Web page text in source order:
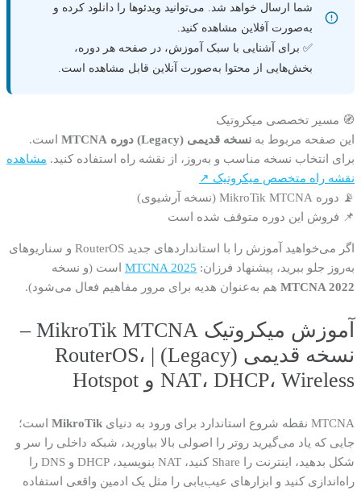
شما ارسال خواهد شد. می‌توانید ویدئوها را دانلود کرده و
به‌صورت آفلاین مشاهده کنید.
✅ برای آشنایی با سبک آموزش، در صفحه هر دوره،
بخش‌هایی از محتوا به‌صورت آنلاین قابل مشاهده است.
🧭 مسیر تخصصی میکروتیک
این صفحه مربوط به نسخه قدیمی (Legacy) دوره MTCNA
است.
برای انتخاب نسخه مناسب و به‌روز، از نقشه راه استفاده کنید. مشاهده
نقشه راه متخصص میکروتیک ↗
📡 دوره MikroTik MTCNA (نسخه آرشیوی)
📌 فروش این دوره متوقف شده است
اگر می‌خواهید آموزش را با استانداردهای جدید RouterOS و سناریوهای
به‌روز جلو ببرید، پیشنهاد فرزان: MTCNA 2025 است (و نسخه
MTCNA 2022 هم به‌عنوان هدیه برای مرور مفاهیم فعال می‌شود).
آموزش میکروتیک MikroTik MTCNA –
نسخه قدیمی (Legacy) | RouterOS،
NAT، DHCP، Wireless و Hotspot
MTCNA نقطه شروع استاندارد برای ورود به دنیای MikroTik است؛
جایی که یاد می‌گیرید روتر را اصولی بالا بیاورید، شبکه داخلی را سر و
شکل بدهید، اینترنت را Share کنید، NAT بنویسید، DHCP و DNS را
راه‌اندازی کنید و ابزارهای عیب‌یابی را مثل یک ادمین واقعی استفاده